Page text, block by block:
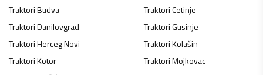
TraktoriBudva TraktoriCetinje
TraktoriDanilovgrad TraktoriGusinje
TraktoriHerceg Novi TraktoriKolašin
TraktoriKotor TraktoriMojkovac